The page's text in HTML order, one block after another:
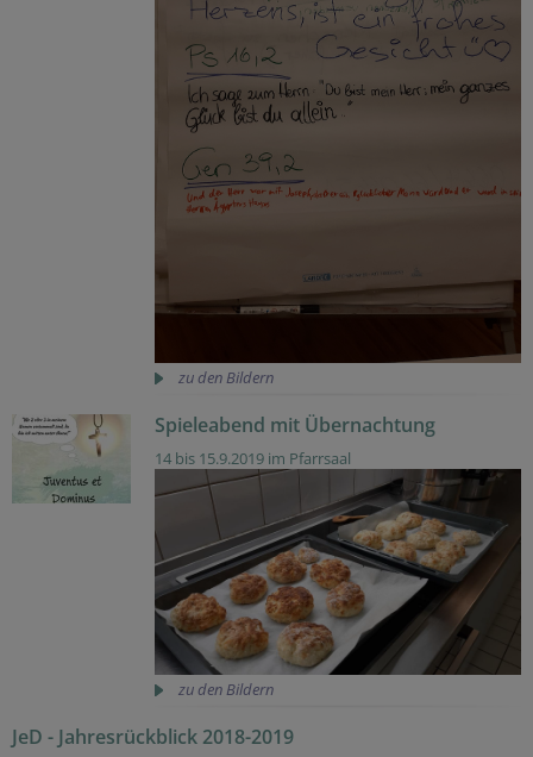
zu den Bildern
Spieleabend mit Übernachtung
14 bis 15.9.2019 im Pfarrsaal
zu den Bildern
JeD - Jahresrückblick 2018-2019